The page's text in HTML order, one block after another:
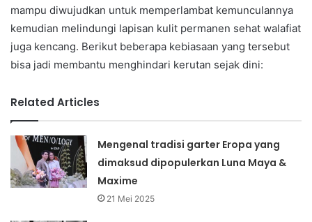
mampu diwujudkan untuk memperlambat kemunculannya
kemudian melindungi lapisan kulit permanen sehat walafiat
juga kencang. Berikut beberapa kebiasaan yang tersebut
bisa jadi membantu menghindari kerutan sejak dini:
Related Articles
Mengenal tradisi garter Eropa yang
dimaksud dipopulerkan Luna Maya &
Maxime
21 Mei 2025